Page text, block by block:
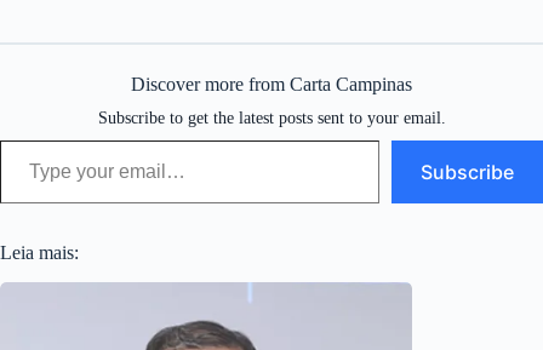
Discover more from Carta Campinas
Subscribe to get the latest posts sent to your email.
Type your email…
Subscribe
Leia mais: